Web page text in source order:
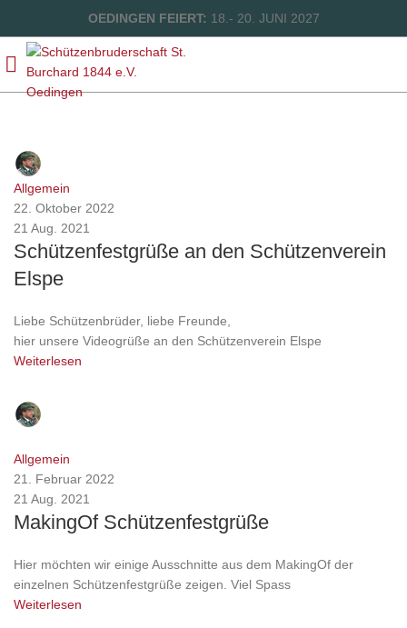
OEDINGEN FEIERT: 18.- 20. JUNI 2027
Allgemein
22. Oktober 2022
21 Aug. 2021
Schützenfestgrüße an den Schützenverein
Elspe
Liebe Schützenbrüder, liebe Freunde,
hier unsere Videogrüße an den Schützenverein Elspe
Weiterlesen
Allgemein
21. Februar 2022
21 Aug. 2021
MakingOf Schützenfestgrüße
Hier möchten wir einige Ausschnitte aus dem MakingOf der
einzelnen Schützenfestgrüße zeigen. Viel Spass
Weiterlesen